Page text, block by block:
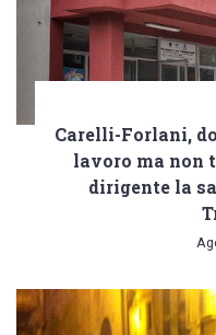
Carelli-Forlani,
lavoro ma non
dirigente la